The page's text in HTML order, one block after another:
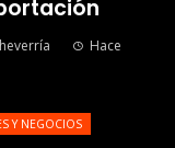
Hace
Y NEGOCIOS